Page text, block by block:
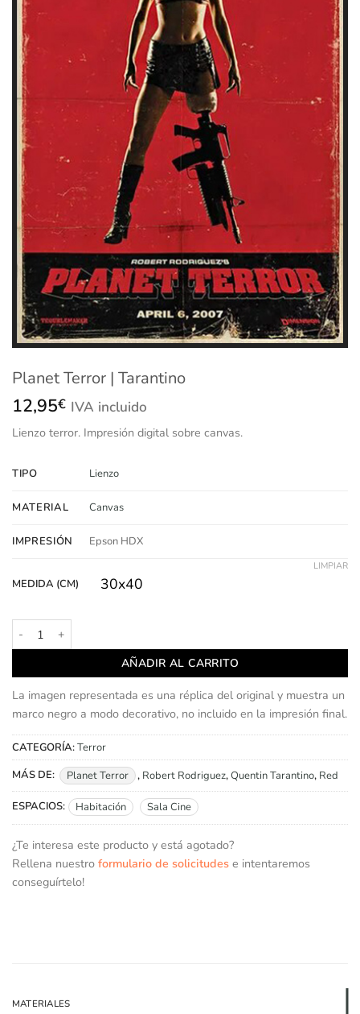
Planet Terror | Tarantino
12,95€ IVA incluido
Lienzo terror. Impresión digital sobre canvas.
TIPO Lienzo
MATERIAL Canvas
IMPRESIÓN Epson HDX
MEDIDA (CM) 30x40
LIMPIAR
Planet Terror | Tarantino cantidad
AÑADIR AL CARRITO
La imagen representada es una réplica del original y muestra un
marco negro a modo decorativo, no incluido en la impresión final.
CATEGORÍA:Terror
MÁS DE:
Planet Terror , Robert Rodriguez,Quentin Tarantino, Red
ESPACIOS: Habitación Sala Cine
¿Te interesa este producto y está agotado?
Rellena nuestro formulario de solicitudes e intentaremos
conseguírtelo!
MATERIALES